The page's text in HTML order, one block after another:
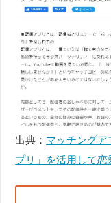
出典： マッチング
プリ」を活用して